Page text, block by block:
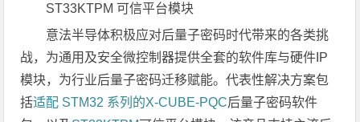
ST33KTPM 可信平台模块
意法半导体积极应对后量子密码时代带来的各类挑
战，为通用及安全微控制器提供全套的软件库与硬件IP
模块，为行业后量子密码迁移赋能。代表性解决方案包
括适配 STM32 系列的X-CUBE-PQC后量子密码软件